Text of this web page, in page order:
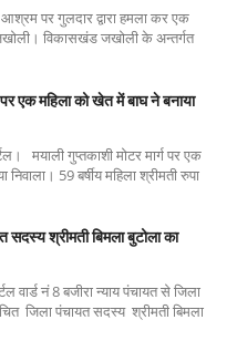
आश्रम पर गुलदार द्वारा हमला कर एक
विकासखंड जखोली के अन्तर्गत
पर एक महिला को खेत में बाघ ने बनाया
मयाली गुप्तकाशी मोटर मार्ग पर एक
59 बर्षीय महिला श्रीमती रुपा
सदस्य श्रीमती बिमला बुटोला का
वार्ड नं 8 बजीरा न्याय पंचायत से जिला
जिला पंचायत सदस्य श्रीमती बिमला